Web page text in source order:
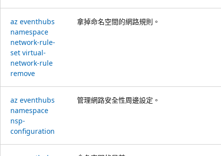
az eventhubs
namespace
network-rule-
set virtual-
network-rule
remove
拿掉命名空間的網路規則。
az eventhubs
namespace
nsp-
configuration
管理網路安全性周邊設定。